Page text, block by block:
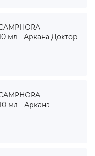
мл - Аркана Доктор
мл - Аркана